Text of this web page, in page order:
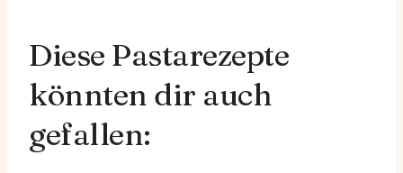
Diese Pastarezepte
könnten dir auch
gefallen: